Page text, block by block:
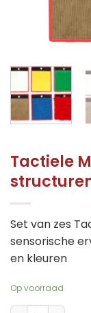
Tactiele
Set van zes
sensorische
en kleuren
Op voorraad